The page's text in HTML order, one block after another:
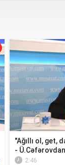
"Ağıllı ol, get,
-
2:46